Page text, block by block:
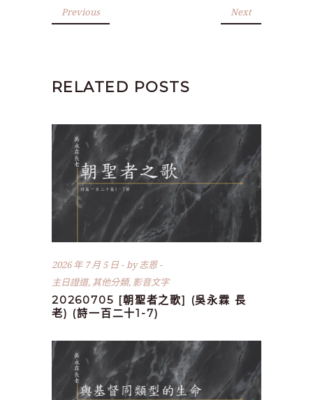
Previous Next
RELATED POSTS
2026 年 7 月 5 日 by志恩
主日證道, 其他分類, 影音文字
20260705 [朝聖者之歌] (吳永霖 長
老) (詩一百二十1-7)